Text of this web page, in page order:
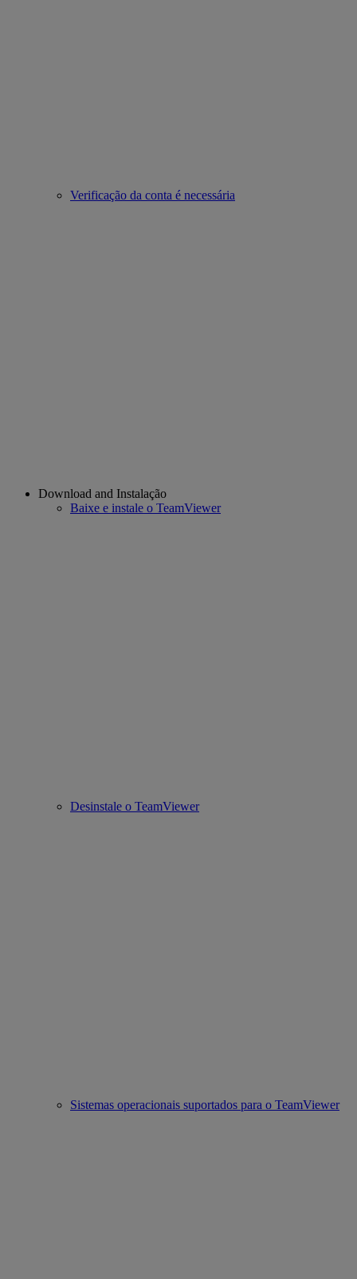
Verificação da conta é necessária
Download and Instalação
Baixe e instale o TeamViewer
Desinstale o TeamViewer
Sistemas operacionais suportados para o TeamViewer